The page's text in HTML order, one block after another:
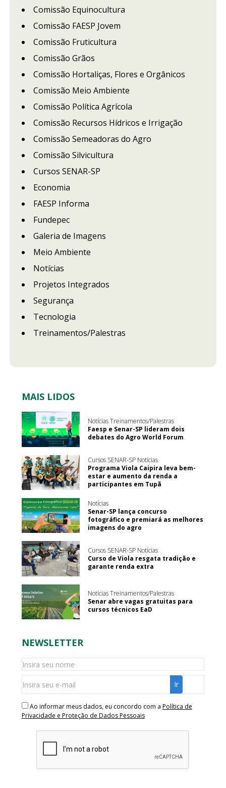
Comissão Equinocultura
Comissão FAESP Jovem
Comissão Fruticultura
Comissão Grãos
Comissão Hortaliças, Flores e Orgânicos
Comissão Meio Ambiente
Comissão Política Agrícola
Comissão Recursos Hídricos e Irrigação
Comissão Semeadoras do Agro
Comissão Silvicultura
Cursos SENAR-SP
Economia
FAESP Informa
Fundepec
Galeria de Imagens
Meio Ambiente
Notícias
Projetos Integrados
Segurança
Tecnologia
Treinamentos/Palestras
MAIS LIDOS
Notícias Treinamentos/Palestras
Faesp e Senar-SP lideram dois
debates do Agro World Forum
Cursos SENAR-SP Notícias
Programa Viola Caipira leva bem-
estar e aumento da renda a
participantes em Tupã
Notícias
Senar-SP lança concurso
fotográfico e premiará as melhores
imagens do agro
Cursos SENAR-SP Notícias
Curso de Viola resgata tradição e
garante renda extra
Notícias Treinamentos/Palestras
Senar abre vagas gratuitas para
cursos técnicos EaD
NEWSLETTER
Ao informar meus dados, eu concordo com a Política de
Privacidade e Proteção de Dados Pessoais